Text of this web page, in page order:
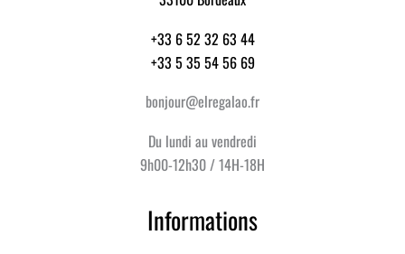
+33 6 52 32 63 44
+33 5 35 54 56 69
bonjour@elregalao.fr
Du lundi au vendredi
9h00-12h30 / 14H-18H
Informations